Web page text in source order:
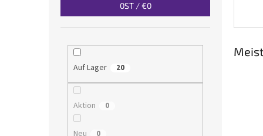
0ST /€0
Auf Lager 20
Aktion 0
0